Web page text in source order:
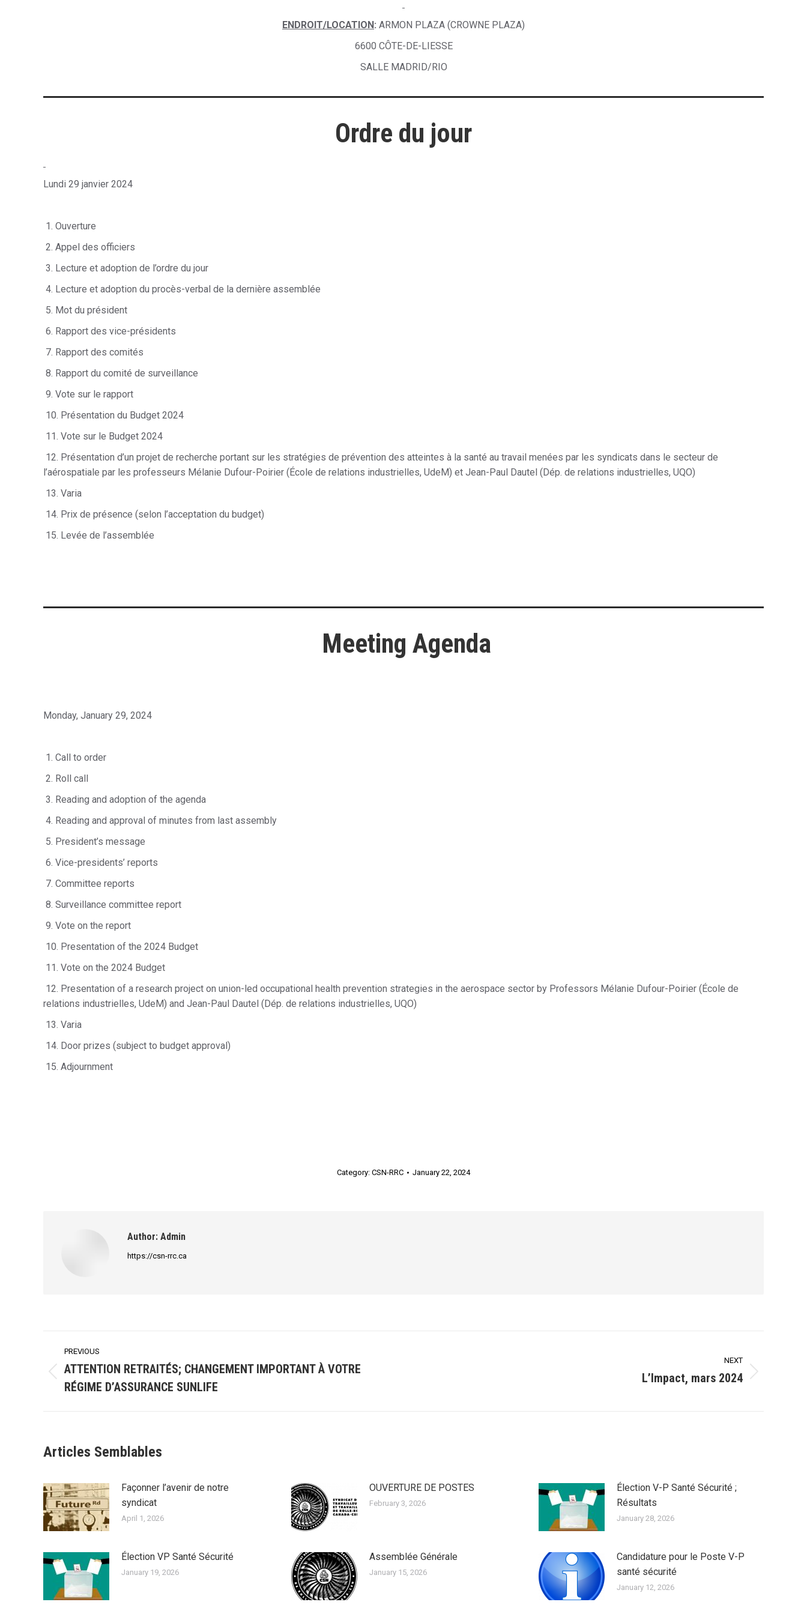
ENDROIT/LOCATION: ARMON PLAZA (CROWNE PLAZA)
6600 CÔTE-DE-LIESSE
SALLE MADRID/RIO
Ordre du jour
Lundi 29 janvier 2024
1. Ouverture
2. Appel des officiers
3. Lecture et adoption de l’ordre du jour
4. Lecture et adoption du procès-verbal de la dernière assemblée
5. Mot du président
6. Rapport des vice-présidents
7. Rapport des comités
8. Rapport du comité de surveillance
9. Vote sur le rapport
10. Présentation du Budget 2024
11. Vote sur le Budget 2024
12. Présentation d’un projet de recherche portant sur les stratégies de prévention des atteintes à la santé au travail menées par les syndicats dans le secteur de
l’aérospatiale par les professeurs Mélanie Dufour-Poirier (École de relations industrielles, UdeM) et Jean-Paul Dautel (Dép. de relations industrielles, UQO)
13. Varia
14. Prix de présence (selon l’acceptation du budget)
15. Levée de l’assemblée
Meeting Agenda
Monday, January 29, 2024
1. Call to order
2. Roll call
3. Reading and adoption of the agenda
4. Reading and approval of minutes from last assembly
5. President’s message
6. Vice-presidents’ reports
7. Committee reports
8. Surveillance committee report
9. Vote on the report
10. Presentation of the 2024 Budget
11. Vote on the 2024 Budget
12. Presentation of a research project on union-led occupational health prevention strategies in the aerospace sector by Professors Mélanie Dufour-Poirier (École de
relations industrielles, UdeM) and Jean-Paul Dautel (Dép. de relations industrielles, UQO)
13. Varia
14. Door prizes (subject to budget approval)
15. Adjournment
Category: CSN-RRC January 22, 2024
Author: Admin
https://csn-rrc.ca
Post
navigation
PREVIOUS
Previous
post:
ATTENTION RETRAITÉS; CHANGEMENT IMPORTANT À VOTRE
RÉGIME D’ASSURANCE SUNLIFE
NEXT
L’Impact, mars 2024
Articles Semblables
Façonner l’avenir de notre
syndicat
April 1, 2026
OUVERTURE DE POSTES
February 3, 2026
Élection V-P Santé Sécurité ;
Résultats
January 28, 2026
Élection VP Santé Sécurité
January 19, 2026
Assemblée Générale
January 15, 2026
Candidature pour le Poste V-P
santé sécurité
January 12, 2026